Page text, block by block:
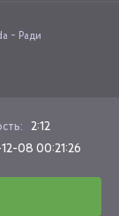
- Ради
2:12
08 00:21:26